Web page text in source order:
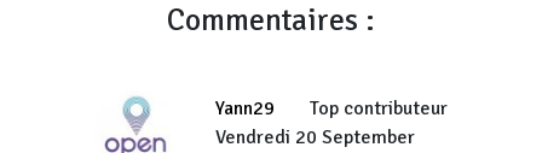
Commentaires :
Yann29
Top contributeur
Vendredi 20 September